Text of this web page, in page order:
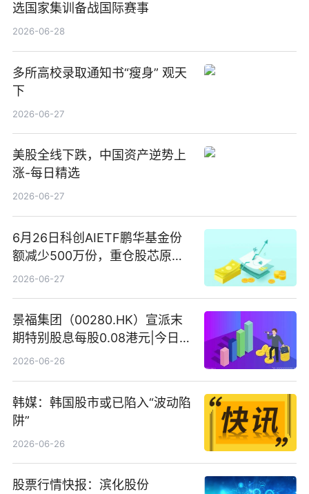
选国家集训备战国际赛事
2026-06-28
多所高校录取通知书“瘦身” 观天
下
2026-06-27
美股全线下跌，中国资产逆势上
涨-每日精选
2026-06-27
6月26日科创AIETF鹏华基金份
额减少500万份，重仓股芯原股
份、寒武纪、澜起科技 观速讯
2026-06-27
景福集团（00280.HK）宣派末
期特别股息每股0.08港元|今日快
看
2026-06-26
韩媒：韩国股市或已陷入“波动陷
阱”
2026-06-26
股票行情快报：滨化股份